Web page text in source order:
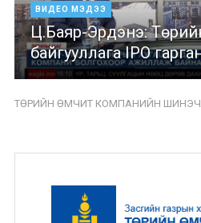
ВИДЕО МЭДЭЭ
Ц.Баяр-Эрдэнэ:
байгууллага IPO
ТӨРИЙН ӨМЧИТ КОМПАНИЙН